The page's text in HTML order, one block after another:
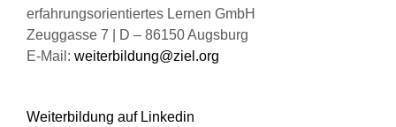
werden
erfahrungsorientiertes Lernen GmbH
Zeuggasse 7 | D – 86150 Augsburg
E-Mail: weiterbildung@ziel.org
Weiterbildung auf Linkedin